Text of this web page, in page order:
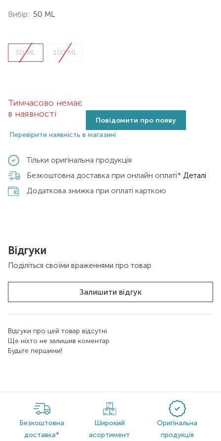
Вибір: 50 ML
50 ML 100 ML
Тимчасово немає
в наявності
Повідомити про появу
Перевірити наявність в магазині
Тільки оригінальна продукція
Безкоштовна доставка при онлайн оплаті* Деталі
Додаткова знижка при оплаті карткою
Відгуки
Поділіться своїми враженнями про товар
Залишити відгук
Відгуки про цей товар відсутні
Ще ніхто не залишив коментар
Будьте першими!
Безкоштовна
доставка*
Широкий
асортимент
Оригінальна
продукція